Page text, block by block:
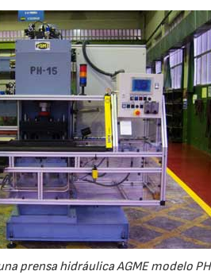
prensa hidráulica AGME modelo